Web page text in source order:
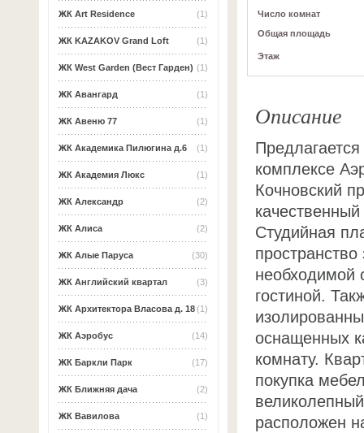
(1)
ЖК Art Residence
(1)
ЖК KAZAKOV Grand Loft
(1)
ЖК West Garden (Вест Гарден)
(1)
ЖК Авангард
(1)
ЖК Авеню 77
(1)
ЖК Академика Пилюгина д.6
(1)
ЖК Академия Люкс
(2)
ЖК Александр
(2)
ЖК Алиса
(30)
ЖК Алые Паруса
(3)
ЖК Английский квартал
(1)
ЖК Архитектора Власова д. 18
(14)
ЖК Аэробус
(17)
ЖК Баркли Парк
(2)
ЖК Ближняя дача
(1)
ЖК Вавилова
Число комнат
Общая площадь
Этаж
Описание
комплексе
Кочновский
Студийная
необходимой
гостиной.
оснащенных
комнату.
покупка
расположен